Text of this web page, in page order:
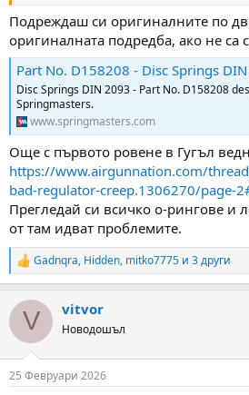
Подреждаш си оригиналните по
оригиналната подредба, ако не са
Part No. D158208 - Disc Springs DIN
Disc Springs DIN 2093 - Part No. D158208
Springmasters.
www.springmasters.com
Още с първото ровене в Гугъл
https://www.airgunnation.com/
bad-regulator-creep.1306270/page-
Прегледай си всичко о-рингове и
от там идват проблемите.
R
e
c
i
s
Gadnqra, Hidden, mitko7775 и 3 други
V vitvor
Новодошъл
25 Февруари 2026